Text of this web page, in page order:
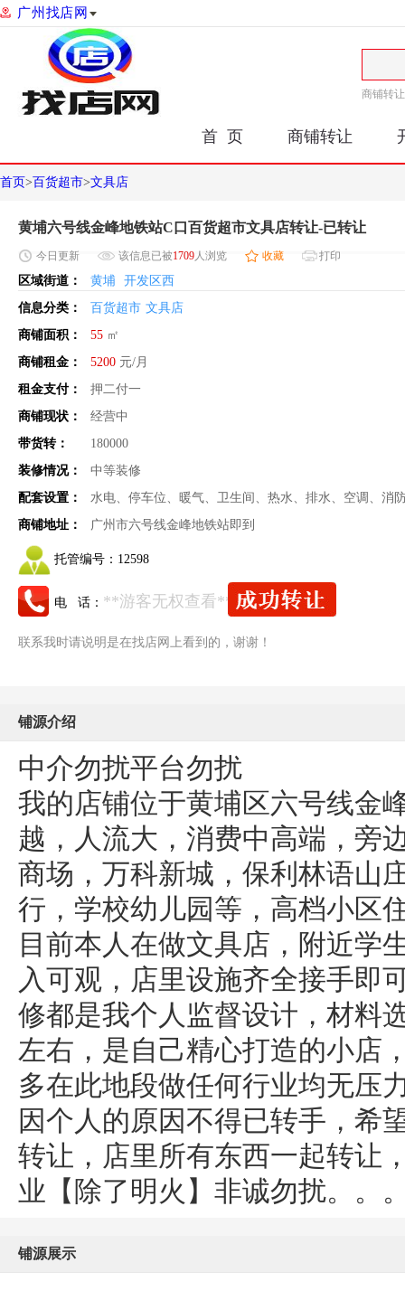
广州找店网
商铺转让
首 页 商铺转让
首页>百货超市>文具店
黄埔六号线金峰地铁站C口百货超市文具店转让-已转让
今日 更新 该信息已被1709人浏览 收藏 打印
区域街道： 黄埔
开发区西
信息分类：
百货超市 文具店
商铺面积：
55 ㎡
商铺租金：
5200 元/月
租金支付：
押二付一
商铺现状：
经营中
带货转：
180000
装修情况：
中等装修
配套设置：
水电、停车位、暖气、卫生间、热水、排水、空调、消
商铺地址：
广州市六号线金峰地铁站即到
托管编号： 12598
电 话： **游客无权查看**
联系我时请说明是在找店网上看到的，谢谢！
铺源介绍
中介勿扰平台勿扰
我的店铺位于黄埔区六号线金
越，人流大，消费中高端，旁
商场，万科新城，保利林语山
行，学校幼儿园等，高档小区
目前本人在做文具店，附近学
入可观，店里设施齐全接手即
修都是我个人监督设计，材料
左右，是自己精心打造的小店
多在此地段做任何行业均无压
因个人的原因不得已转手，希
转让，店里所有东西一起转让
业【除了明火】非诚勿扰。。
铺源展示